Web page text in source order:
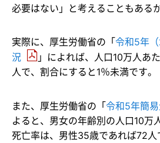
必要はない」と考えることもある
実際に、厚生労働省の「令和5年
況
」によれば、人口10万人あ
人で、割合にすると1％未満です。
また、厚生労働省の「令和5年簡
よると、男女の年齢別の人口10万
死亡率は、男性35歳であれば72